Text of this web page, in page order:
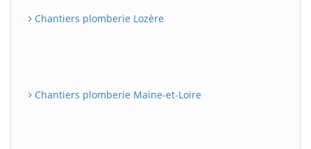
Chantiers plomberie Lozère
Chantiers plomberie Maine-et-Loire